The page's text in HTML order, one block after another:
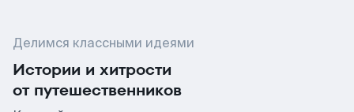
Делимся классными идеями
Истории и хитрости
от путешественников